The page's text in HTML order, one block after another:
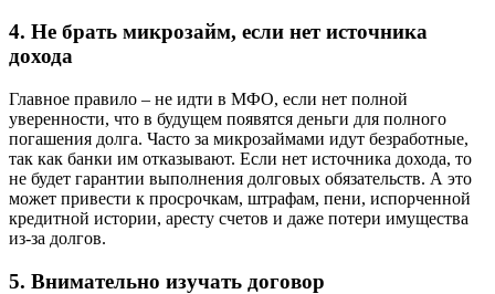
4. Не брать микрозайм, если нет источника
дохода
Главное правило – не идти в МФО, если нет полной
уверенности, что в будущем появятся деньги для полного
погашения долга. Часто за микрозаймами идут безработные,
так как банки им отказывают. Если нет источника дохода, то
не будет гарантии выполнения долговых обязательств. А это
может привести к просрочкам, штрафам, пени, испорченной
кредитной истории, аресту счетов и даже потери имущества
из-за долгов.
5. Внимательно изучать договор